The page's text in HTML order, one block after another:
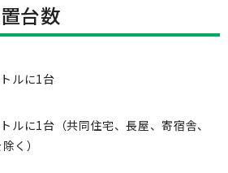
台数
ルに1台
ルに1台（共同住宅、長屋、寄宿舎、
く）